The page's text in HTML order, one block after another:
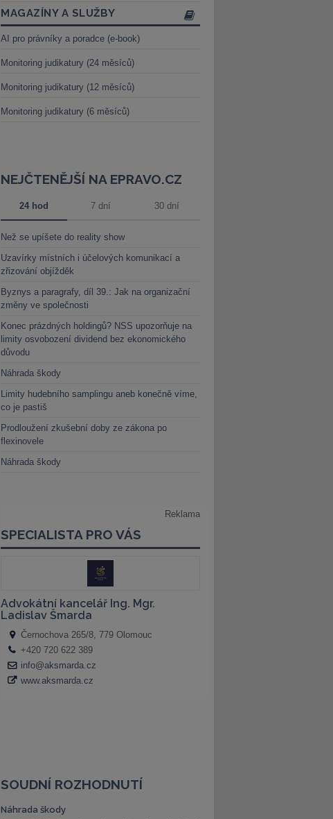
MAGAZÍNY A SLUŽBY
AI pro právníky a poradce (e-book)
Monitoring judikatury (24 měsíců)
Monitoring judikatury (12 měsíců)
Monitoring judikatury (6 měsíců)
NEJČTENĚJŠÍ NA EPRAVO.CZ
24 hod 7 dní 30 dní
Než se upíšete do reality show
Uzavírky místních i účelových komunikací a
zřizování objížděk
Byznys a paragrafy, díl 39.: Jak na organizační
změny ve společnosti
Konec prázdných holdingů? NSS upozorňuje na
limity osvobození dividend bez ekonomického
důvodu
Náhrada škody
Limity hudebního samplingu aneb konečně víme,
co je pastiš
Prodloužení zkušební doby ze zákona po
flexinovele
Náhrada škody
SOUDNÍ ROZHODNUTÍ
Náhrada škody